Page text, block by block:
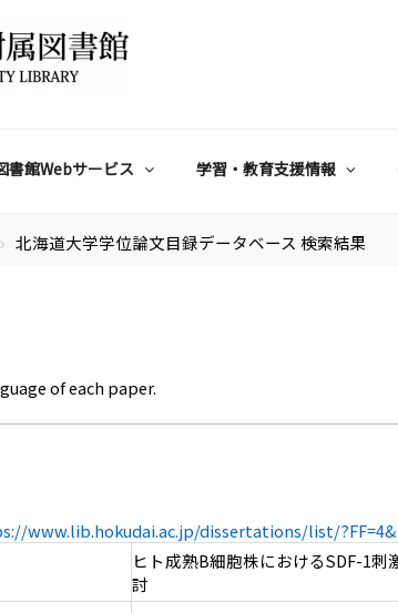
書館Webサービス 学習・教育支援情報
chevron_right 北海道大学学位論文目録データベース 検索結果
of each paper.
www.lib.hokudai.ac.jp/dissertations/list/
ヒト成熟B細胞株におけるSDF-1刺
討